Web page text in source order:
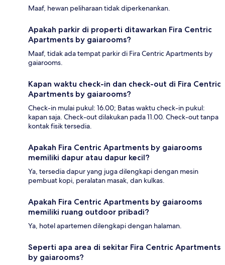
Maaf, hewan peliharaan tidak diperkenankan.
Apakah parkir di properti ditawarkan Fira Centric
Apartments by gaiarooms?
Maaf, tidak ada tempat parkir di Fira Centric Apartments by
gaiarooms.
Kapan waktu check-in dan check-out di Fira Centric
Apartments by gaiarooms?
Check-in mulai pukul: 16.00; Batas waktu check-in pukul:
kapan saja. Check-out dilakukan pada 11.00. Check-out tanpa
kontak fisik tersedia.
Apakah Fira Centric Apartments by gaiarooms
memiliki dapur atau dapur kecil?
Ya, tersedia dapur yang juga dilengkapi dengan mesin
pembuat kopi, peralatan masak, dan kulkas.
Apakah Fira Centric Apartments by gaiarooms
memiliki ruang outdoor pribadi?
Ya, hotel apartemen dilengkapi dengan halaman.
Seperti apa area di sekitar Fira Centric Apartments
by gaiarooms?